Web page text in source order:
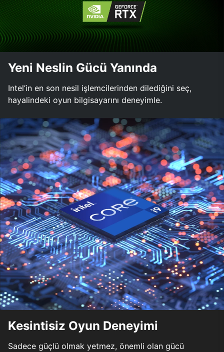
Yeni Neslin Gücü Yanında
Intel’in en son nesil işlemcilerinden dilediğini seç,
hayalindeki oyun bilgisayarını deneyimle.
Kesintisiz Oyun Deneyimi
Sadece güçlü olmak yetmez, önemli olan gücü